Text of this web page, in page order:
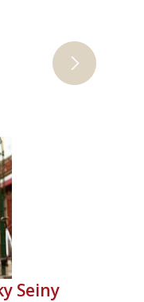
Seiny